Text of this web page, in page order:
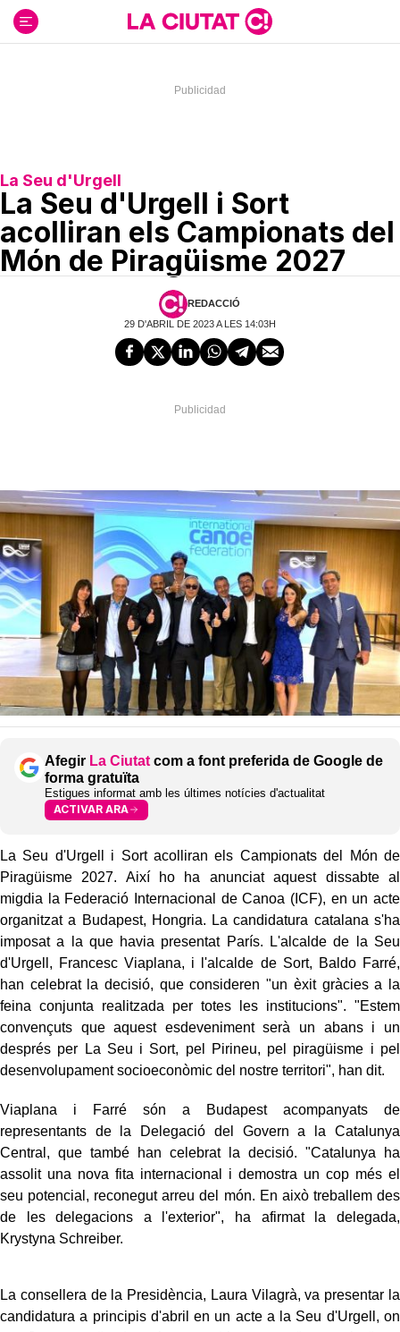
contenido
La Seu d'Urgell
La Seu d'Urgell i Sort
acolliran els Campionats del
Món de Piragüisme 2027
REDACCIÓ
29 D'ABRIL DE 2023 A LES 14:03H
Afegir La Ciutat com a font preferida de Google de
forma gratuïta
Estigues informat amb les últimes notícies d'actualitat
ACTIVAR ARA
La Seu d'Urgell i Sort acolliran els Campionats del Món de
Piragüisme 2027. Així ho ha anunciat aquest dissabte al
migdia la Federació Internacional de Canoa (ICF), en un acte
organitzat a Budapest, Hongria. La candidatura catalana s'ha
imposat a la que havia presentat París. L'alcalde de la Seu
d'Urgell, Francesc Viaplana, i l'alcalde de Sort, Baldo Farré,
han celebrat la decisió, que consideren "un èxit gràcies a la
feina conjunta realitzada per totes les institucions". "Estem
convençuts que aquest esdeveniment serà un abans i un
després per La Seu i Sort, pel Pirineu, pel piragüisme i pel
desenvolupament socioeconòmic del nostre territori", han dit.
Viaplana i Farré són a Budapest acompanyats de
representants de la Delegació del Govern a la Catalunya
Central, que també han celebrat la decisió. "Catalunya ha
assolit una nova fita internacional i demostra un cop més el
seu potencial, reconegut arreu del món. En això treballem des
de les delegacions a l'exterior", ha afirmat la delegada,
Krystyna Schreiber.
La consellera de la Presidència, Laura Vilagrà, va presentar la
candidatura a principis d'abril en un acte a la Seu d'Urgell, on